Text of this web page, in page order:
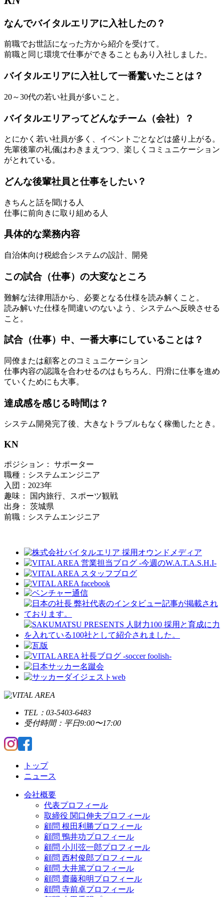
なんでバイタルエリアに入社したの？
前職でお世話になった方から紹介を受けて。
前職と同じ環境で仕事ができることもあり入社しました。
バイタルエリアに入社して一番驚いたことは？
20～30代の若い社員が多いこと。
バイタルエリアってどんなチーム（会社）？
とにかく若い社員が多く、イベントごとなどは盛り上がる。
先輩後輩の礼儀はわきまえつつ、楽しくコミュニケーション
がとれている。
どんな後輩社員と仕事をしたい？
きちんと話を聞ける人
仕事に前向きに取り組める人
具体的な業務内容
自治体向け税総合システムの設計、開発
この試合（仕事）の大変なところ
難解な法律用語から、必要となる仕様を読み解くこと。
読み解いた仕様を間違いのないよう、システムへ反映させる
こと。
試合（仕事）中、一番大事にしていることは？
同僚または顧客とのコミュニケーション
仕事内容の認識を合わせるのはもちろん、円滑に仕事を進め
ていくためにも大事。
達成感を感じる時間は？
システム開発完了後、大きなトラブルもなく稼働したとき。
KN
ポジション： サポーター
職種：システムエンジニア
入団：2023年
趣味： 国内旅行、スポーツ観戦
出身： 茨城県
前職：システムエンジニア
TEL：03-5403-6483
受付時間：平日9:00〜17:00
トップ
ニュース
会社概要
代表プロフィール
取締役 関口伸夫プロフィール
顧問 根田利勝プロフィール
顧問 鴨井功プロフィール
顧問 小川弦一郎プロフィール
顧問 西村俊郎プロフィール
顧問 大井篤プロフィール
顧問 齋藤和明プロフィール
顧問 寺前卓プロフィール